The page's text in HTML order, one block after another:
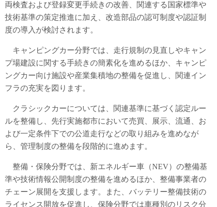
両検査および登録変更手続きの改善、関連する国家標準や
技術基準の策定推進に加え、改造部品の認可制度や認証制
度の導入が検討されます。
キャンピングカー分野では、走行規制の見直しやキャン
プ場建設に関する手続きの簡素化を進めるほか、キャンピ
ングカー向け施設や産業集積地の整備を促進し、関連イン
フラの充実を図ります。
クラシックカーについては、関連基準に基づく認定ルー
ルを整備し、先行実施都市において売買、展示、流通、お
よび一定条件下での公道走行などの取り組みを進めなが
ら、管理制度の整備を段階的に進めます。
整備・保険分野では、新エネルギー車（NEV）の整備基
準や技術情報公開制度の整備を進めるほか、整備事業者の
チェーン展開を支援します。また、バッテリー整備技術の
ライセンス開放を促進し、保険分野では車種別のリスク分